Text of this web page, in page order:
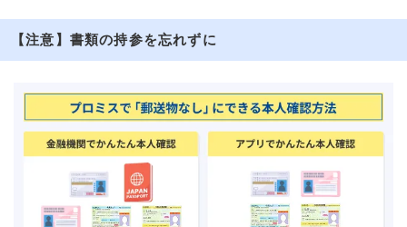
【注意】書類の持参を忘れずに